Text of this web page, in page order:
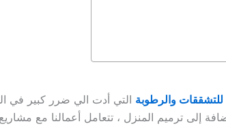
للتشققات والرطوبة التي أدت الي ضرر كبير في
إلى ترميم المنزل ، تتعامل أعمالنا مع مشاريع